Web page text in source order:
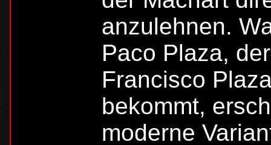
anzulehnen.
Paco Plaza,
Francisco
bekommt,
moderne